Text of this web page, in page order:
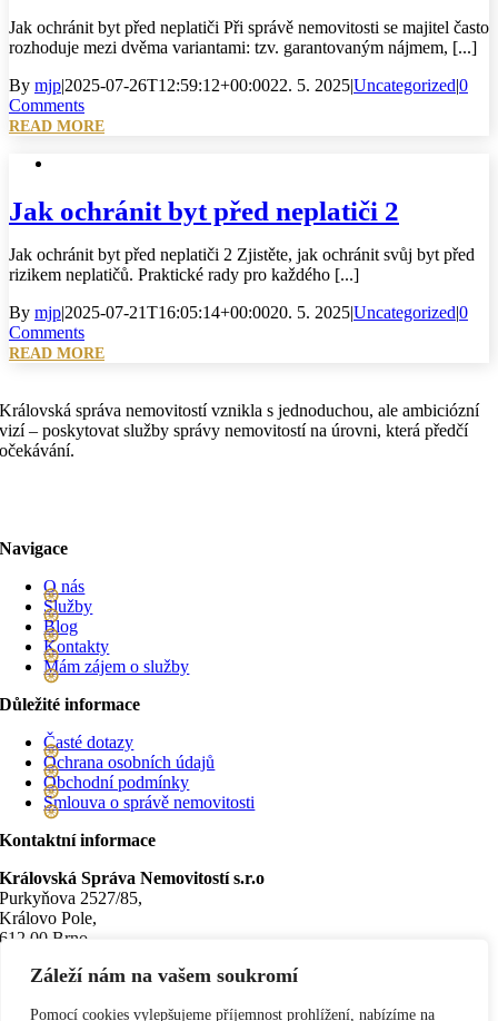
Záleží nám na vašem soukromí
Pomocí cookies vylepšujeme příjemnost prohlížení, nabízíme na
Jak ochránit byt před neplatiči Při správě nemovitosti se majitel často
rozhoduje mezi dvěma variantami: tzv. garantovaným nájmem, [...]
By mjp|2025-07-26T12:59:12+00:0022. 5. 2025|Uncategorized|0
Comments
READ MORE
Jak ochránit byt před neplatiči 2
Jak ochránit byt před neplatiči 2 Zjistěte, jak ochránit svůj byt před
rizikem neplatičů. Praktické rady pro každého [...]
By mjp|2025-07-21T16:05:14+00:0020. 5. 2025|Uncategorized|0
Comments
READ MORE
Královská správa nemovitostí vznikla s jednoduchou, ale ambiciózní
vizí – poskytovat služby správy nemovitostí na úrovni, která předčí
očekávání.
Navigace
O nás
Služby
Blog
Kontakty
Mám zájem o služby
Důležité informace
Časté dotazy
Ochrana osobních údajů
Obchodní podmínky
Smlouva o správě nemovitosti
Kontaktní informace
Královská Správa Nemovitostí s.r.o
Purkyňova 2527/85,
Královo Pole,
612 00 Brno
+420 771 234 176
jsme@kralovskasprava.cz